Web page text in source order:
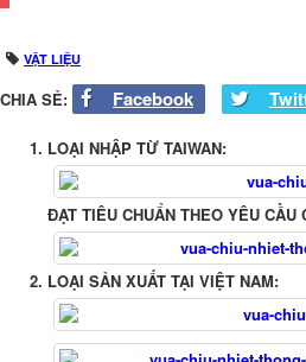
VẬT LIỆU
CHIA SẺ: Facebook
LOẠI NHẬP TỪ TAIWAN:
ĐẠT TIÊU CHUẨN THEO YÊU CẦU
LOẠI SẢN XUẤT TẠI VIỆT NAM: